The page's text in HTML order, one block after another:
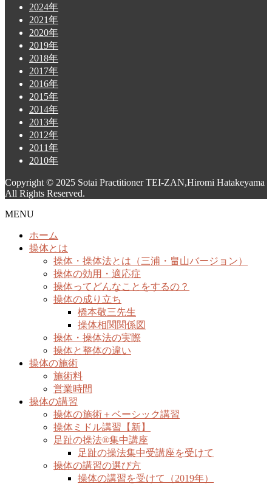
2024年
2021年
2020年
2019年
2018年
2017年
2016年
2015年
2014年
2013年
2012年
2011年
2010年
Copyright © 2025 Sotai Practitioner TEI-ZAN,Hiromi Hatakeyama
All Rights Reserved.
MENU
ホーム
操体とは
操体・操体法とは（三浦・畠山バージョン）
操体の効用・適応症
操体ってどんなことをするの？
操体の成り立ち
橋本敬三先生
操体相関関係図
操体・操体法の実際
操体と整体の違い
操体の施術
施術料
営業時間
操体の講習
操体の施術＋ベーシック講習
操体ミドル講習【新】
足趾の操法®集中講座
足趾の操法集中受講座を受けて
操体の講習の選び方
操体の講習を受けて（2019年）